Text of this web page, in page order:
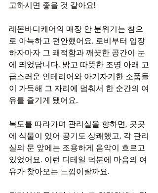
고하시면 좋을 것 같아요!
레몬바디케어의 매장 안 분위기는 참으
로 아늑하고 편안했어요. 로비부터 입장
하자마자 그 쾌적함과 깨끗한 공간이 눈
에 띄었답니다. 밝고 따뜻한 조명 아래 고
급스러운 인테리어와 아기자기한 소품들
이 가득해 그 자리에 멈춰서 한 순간의 여
유를 즐기게 됐어요.
복도를 따라가며 관리실을 향하면, 곳곳
에 식물이 있어 공기도 상쾌했고, 각 관리
실의 문 앞에는 조용하게 음악이 흐르고
있었어요. 이런 디테일 덕분에 마음의 여
유가 찾아오는 느낌이랄까요.